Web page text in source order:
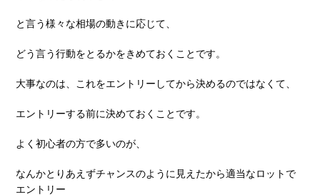
と⾔う様々な相場の動きに応じて、
どう⾔う⾏動をとるかをきめておくことです。
⼤事なのは、これをエントリーしてから決めるのではなくて、
エントリーする前に決めておくことです。
よく初⼼者の⽅で多いのが、
なんかとりあえずチャンスのように⾒えたから適当なロットで
エントリー